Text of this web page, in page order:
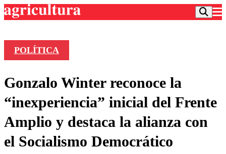
Frecuencias
Agricultura TV
Deportes
Colo Colo
Motor
Entretención
Noticias
Vida Social
POLÍTICA
Gonzalo Winter reconoce la
“inexperiencia” inicial del Frente
Amplio y destaca la alianza con
el Socialismo Democrático